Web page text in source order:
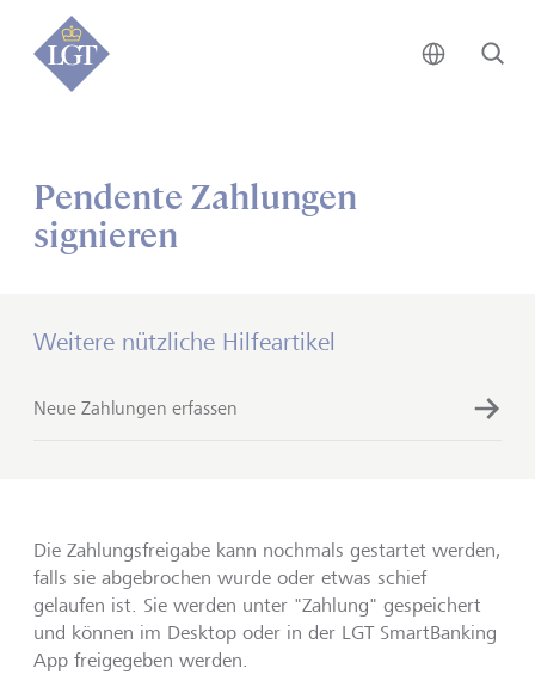
Global •
Pendente Zahlungen
signieren
Weitere nützliche Hilfeartikel
Neue Zahlungen erfassen
Die Zahlungsfreigabe kann nochmals gestartet werden,
falls sie abgebrochen wurde oder etwas schief
gelaufen ist. Sie werden unter "Zahlung" gespeichert
und können im Desktop oder in der LGT SmartBanking
App freigegeben werden.